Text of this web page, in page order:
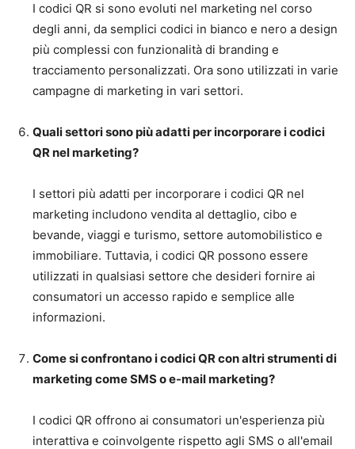
I codici QR si sono evoluti nel marketing nel corso
degli anni, da semplici codici in bianco e nero a design
più complessi con funzionalità di branding e
tracciamento personalizzati. Ora sono utilizzati in varie
campagne di marketing in vari settori.
Quali settori sono più adatti per incorporare i codici
QR nel marketing?
I settori più adatti per incorporare i codici QR nel
marketing includono vendita al dettaglio, cibo e
bevande, viaggi e turismo, settore automobilistico e
immobiliare. Tuttavia, i codici QR possono essere
utilizzati in qualsiasi settore che desideri fornire ai
consumatori un accesso rapido e semplice alle
informazioni.
Come si confrontano i codici QR con altri strumenti di
marketing come SMS o e-mail marketing?
I codici QR offrono ai consumatori un'esperienza più
interattiva e coinvolgente rispetto agli SMS o all'email